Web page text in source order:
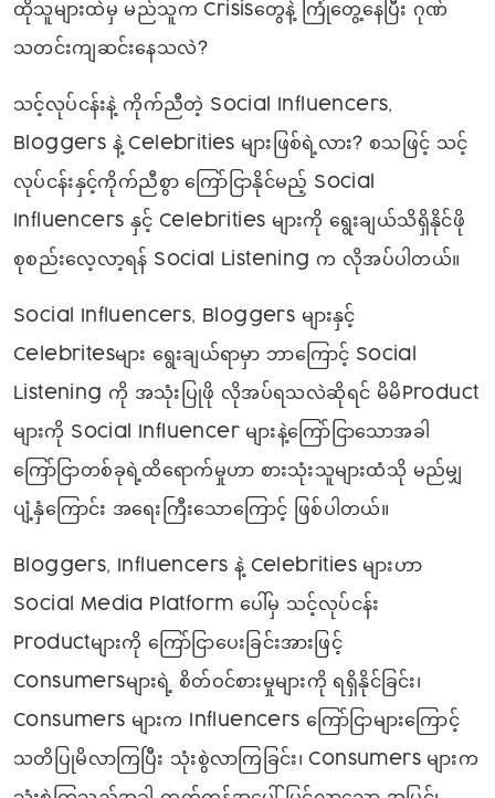
ထိုသူများထဲမှ မည်သူက Crisisတွေနဲ့ ကြုံတွေ့နေပြီး ဂုဏ်
သတင်းကျဆင်းနေသလဲ?
သင့်လုပ်ငန်းနဲ့ ကိုက်ညီတဲ့ Social Influencers,
Bloggers နဲ့ Celebrities များဖြစ်ရဲ့လား? စသဖြင့် သင့်
လုပ်ငန်းနှင့်ကိုက်ညီစွာ ကြော်ငြာနိုင်မည့် Social
Influencers နှင့် Celebrities များကို ရွေးချယ်သိရှိနိုင်ဖို
စုစည်းလေ့လာ့ရန် Social Listening က လိုအပ်ပါတယ်။
Social Influencers, Bloggers များနှင့်
Celebritesများ ရွေးချယ်ရာမှာ ဘာကြောင့် Social
Listening ကို အသုံးပြုဖို လိုအပ်ရသလဲဆိုရင် မိမိProduct
များကို Social Influencer များနဲ့ကြော်ငြာသောအခါ
ကြော်ငြာတစ်ခုရဲ့ထိရောက်မှုဟာ စားသုံးသူများထံသို မည်မျှ
ပျံ့နှံကြောင်း အရေးကြီးသောကြောင့် ဖြစ်ပါတယ်။
Bloggers, Influencers နဲ့ Celebrities များဟာ
Social Media Platform ပေါ်မှ သင့်လုပ်ငန်း
Productများကို ကြော်ငြာပေးခြင်းအားဖြင့်
Consumersများရဲ့ စိတ်ဝင်စားမှုများကို ရရှိနိုင်ခြင်း၊
Consumers များက Influencers ကြော်ငြာများကြောင့်
သတိပြုမိလာကြပြီး သုံးစွဲလာကြခြင်း၊ Consumers များက